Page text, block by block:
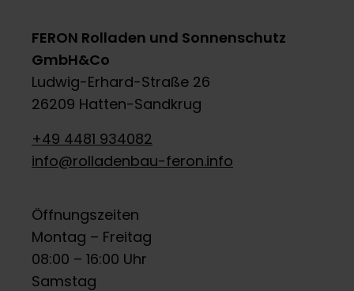
FERON Rolladen und Sonnenschutz
GmbH&Co
Ludwig-Erhard-Straße 26
26209 Hatten-Sandkrug
+49 4481 934082
info@rolladenbau-feron.info
Öffnungszeiten
Montag – Freitag
08:00 – 16:00 Uhr
Samstag